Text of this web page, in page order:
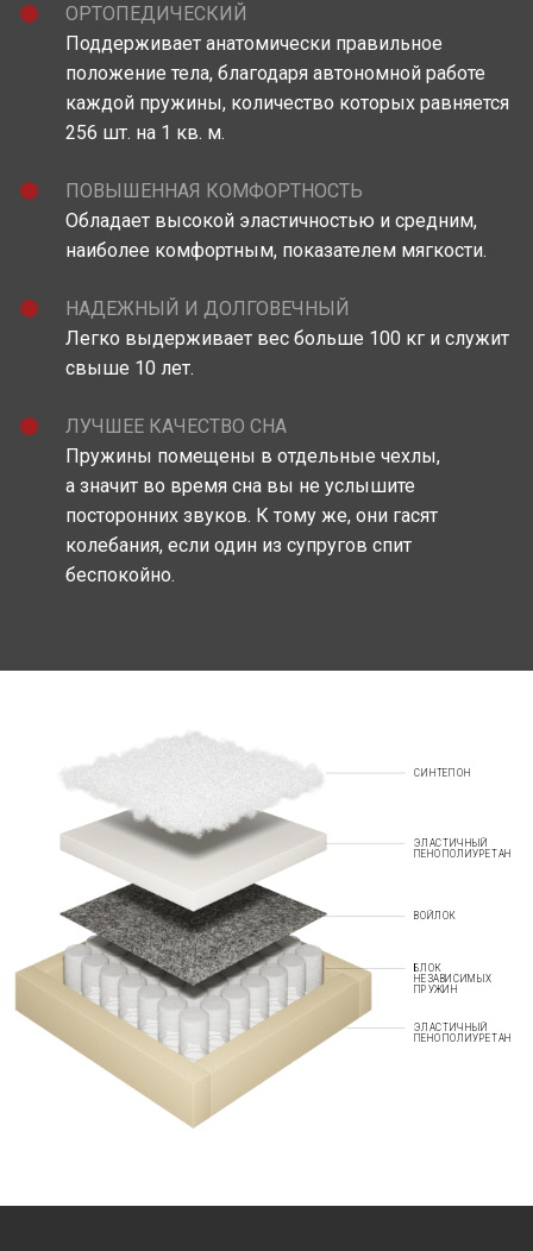
ОРТОПЕДИЧЕСКИЙ
Поддерживает анатомически правильное
положение тела, благодаря автономной работе
каждой пружины, количество которых равняется
256 шт. на 1 кв. м.
ПОВЫШЕННАЯ КОМФОРТНОСТЬ
Обладает высокой эластичностью и средним,
наиболее комфортным, показателем мягкости.
НАДЕЖНЫЙ И ДОЛГОВЕЧНЫЙ
Легко выдерживает вес больше 100 кг и служит
свыше 10 лет.
ЛУЧШЕЕ КАЧЕСТВО СНА
Пружины помещены в отдельные чехлы,
а значит во время сна вы не услышите
посторонних звуков. К тому же, они гасят
колебания, если один из супругов спит
беспокойно.
СИНТЕПОН
ЭЛАСТИЧНЫЙ
ПЕНОПОЛИУРЕТАН
ВОЙЛОК
БЛОК
НЕЗАВИСИМЫХ
ПРУЖИН
ЭЛАСТИЧНЫЙ
ПЕНОПОЛИУРЕТАН